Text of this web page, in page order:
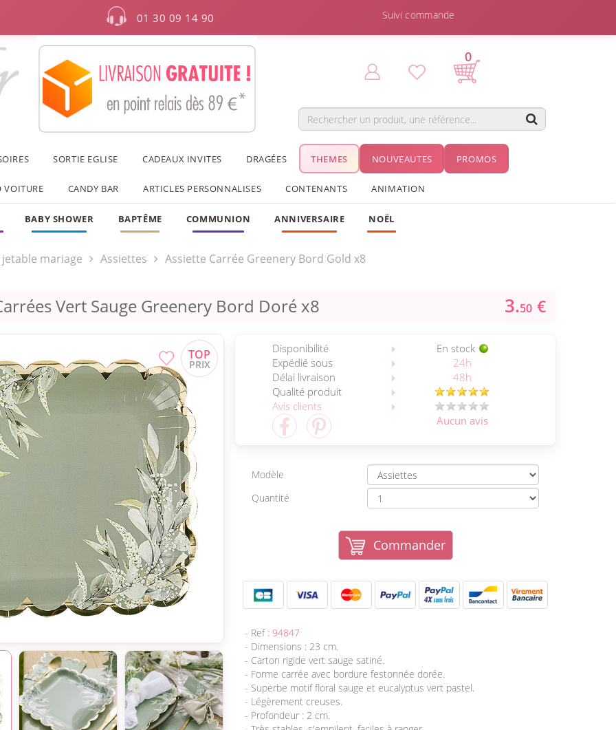
01 30 09 14 90 Suivi commande
0
SORTIE EGLISE CADEAUX INVITES DRAGÉES THEMES NOUVEAUTES PROMOS
VOITURE CANDY BAR ARTICLES PERSONNALISES CONTENANTS ANIMATION
BABY SHOWER BAPTÊME COMMUNION ANNIVERSAIRE NOËL
jetable mariage Assiettes Assiette Carrée Greenery Bord Gold x8
Vert Sauge Greenery Bord Doré x8 3.50 €
Disponibilité
En stock
Expédié sous
24h
Délai livraison
48h
Qualité produit
Avis clients
Aucun avis
Modèle
Quantité
Commander
- Ref : 94847
- Dimensions : 23 cm.
- Carton rigide vert sauge satiné.
- Forme carrée avec bordure festonnée dorée.
- Superbe motif floral sauge et eucalyptus vert pastel.
- Légèrement creuses.
- Profondeur : 2 cm.